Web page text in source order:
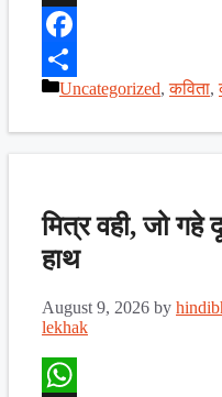
X
Facebook
Share
Categories
Uncategorized,कविता,
मित्र वही, जो गहे
हाथ
August 9, 2026 by
lekhak